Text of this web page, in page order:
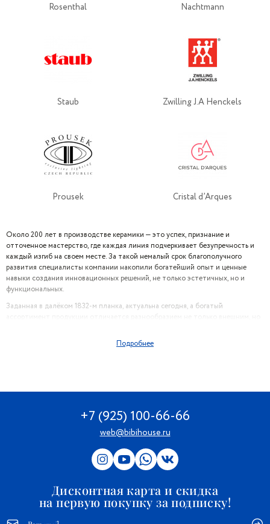
Rosenthal Nachtmann
Staub Zwilling J.A Henckels
Prousek Cristal d’Arques
Около 200 лет в производстве керамики — это успех, признание и
отточенное мастерство, где каждая линия подчеркивает безупречность и
каждый изгиб на своем месте. За такой немалый срок благополучного
развития специалисты компании накопили богатейший опыт и ценные
навыки создания инновационных решений, не только эстетичных, но и
функциональных.
Заданная в далёком 1832-м планка, актуальна сегодня, а богатый
Преимущества
· отличается особым и неповторимым блеском глазури, секрет
производства которой держится в тайне;
Подробнее
+7 (925) 100-66-66
web@bibihouse.ru
Дисконтная карта и скидка
на первую покупку за подписку!